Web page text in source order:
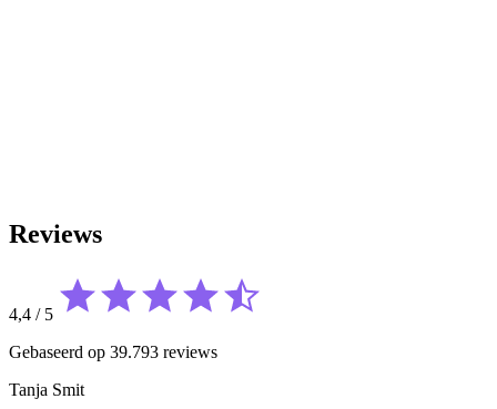
Reviews
4,4 / 5
Gebaseerd op 39.793 reviews
Tanja Smit